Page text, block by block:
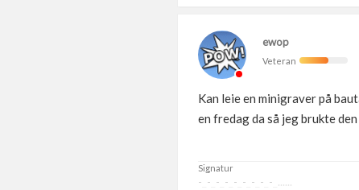
ewop
Veteran
Kan leie en minigraver på
en fredag da så jeg brukte
Signatur
-_-_-_-_-_-_-_-_-_......